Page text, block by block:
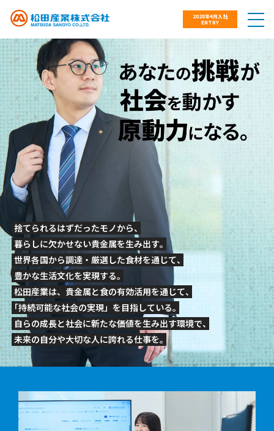
2028年4月入社
ENTRY
MATSUDA SANGYO
Recruiting site
捨てられるはずだったモノから、
暮らしに⽋かせない貴⾦属を⽣み出す。
世界各国から調達・厳選した⾷材を通じて、
豊かな⽣活⽂化を実現する。
松⽥産業は、貴⾦属と⾷の有効活⽤を通じて、
「持続可能な社会の実現」を⽬指している。
⾃らの成⻑と社会に新たな価値を⽣み出す環境で、
未来の⾃分や⼤切な⼈に誇れる仕事を。